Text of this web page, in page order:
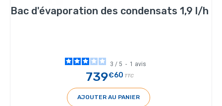
Bac d'évaporation des condensats 1,9 l/h
3 / 5 - 1 avis
739€60 TTC
AJOUTER AU PANIER